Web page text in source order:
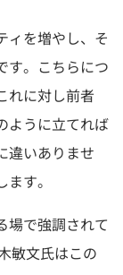
ィを増やし、そ
す。こちらにつ
れに対し前者
ように立てれば
違いありませ
す。
場で強調されて
敏文氏はこの